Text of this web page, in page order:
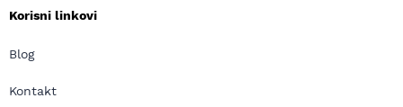
Korisni linkovi
Blog
Kontakt